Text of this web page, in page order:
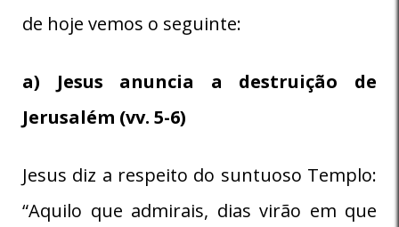
de hoje vemos o seguinte:
a) Jesus anuncia a destruição de
Jerusalém (vv. 5-6)
Jesus diz a respeito do suntuoso Templo:
“Aquilo que admirais, dias virão em que